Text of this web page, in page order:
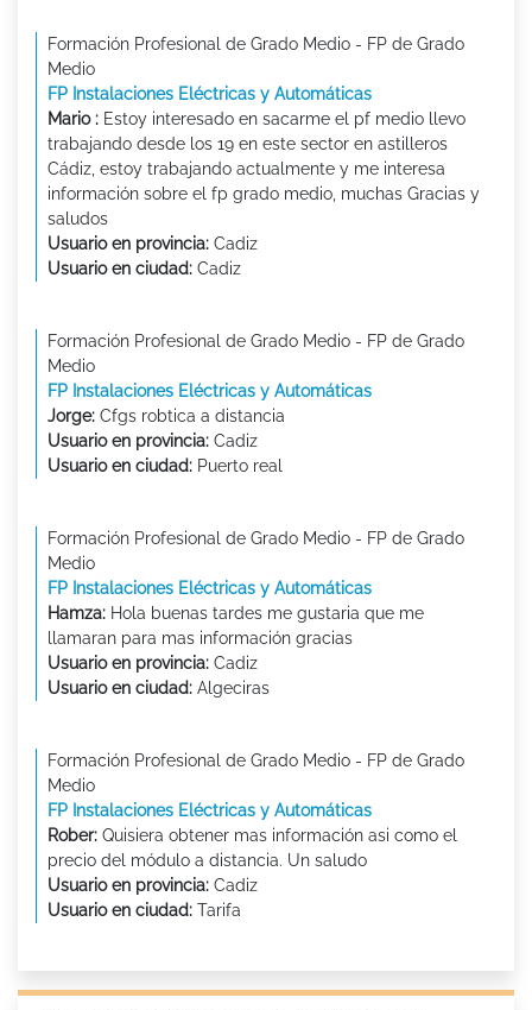
Formación Profesional de Grado Medio - FP de Grado
Medio
FP Instalaciones Eléctricas y Automáticas
Mario : Estoy interesado en sacarme el pf medio llevo
trabajando desde los 19 en este sector en astilleros
Cádiz, estoy trabajando actualmente y me interesa
información sobre el fp grado medio, muchas Gracias y
saludos
Usuario en provincia: Cadiz
Usuario en ciudad: Cadiz
Formación Profesional de Grado Medio - FP de Grado
Medio
FP Instalaciones Eléctricas y Automáticas
Jorge: Cfgs robtica a distancia
Usuario en provincia: Cadiz
Usuario en ciudad: Puerto real
Formación Profesional de Grado Medio - FP de Grado
Medio
FP Instalaciones Eléctricas y Automáticas
Hamza: Hola buenas tardes me gustaria que me
llamaran para mas información gracias
Usuario en provincia: Cadiz
Usuario en ciudad: Algeciras
Formación Profesional de Grado Medio - FP de Grado
Medio
FP Instalaciones Eléctricas y Automáticas
Rober: Quisiera obtener mas información asi como el
precio del módulo a distancia. Un saludo
Usuario en provincia: Cadiz
Usuario en ciudad: Tarifa